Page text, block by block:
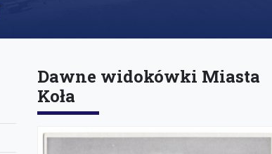
Dawne widokówki Miasta
Koła